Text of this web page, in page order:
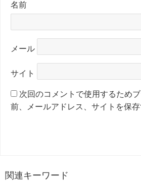
名前
メール
サイト
次回のコメントで使用するため
前、メールアドレス、サイトを保存
関連キーワード